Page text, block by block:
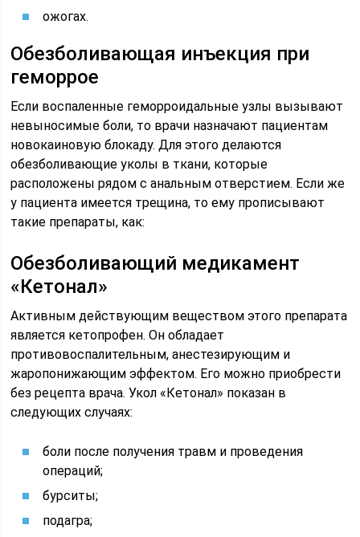
ожогах.
Обезболивающая инъекция при
геморрое
Если воспаленные геморроидальные узлы вызывают
невыносимые боли, то врачи назначают пациентам
новокаиновую блокаду. Для этого делаются
обезболивающие уколы в ткани, которые
расположены рядом с анальным отверстием. Если же
у пациента имеется трещина, то ему прописывают
такие препараты, как:
Обезболивающий медикамент
«Кетонал»
Активным действующим веществом этого препарата
является кетопрофен. Он обладает
противовоспалительным, анестезирующим и
жаропонижающим эффектом. Его можно приобрести
без рецепта врача. Укол «Кетонал» показан в
следующих случаях:
боли после получения травм и проведения
операций;
бурситы;
подагра;